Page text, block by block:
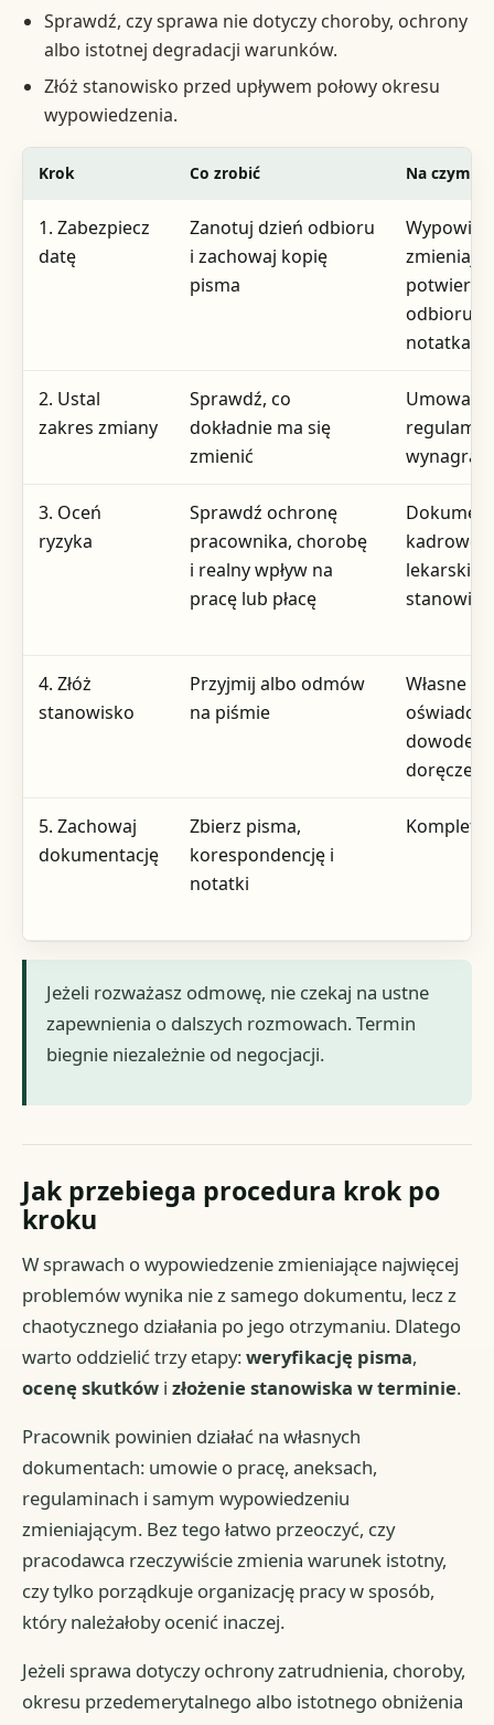
Sprawdź, czy sprawa nie dotyczy choroby, ochrony
albo istotnej degradacji warunków.
Złóż stanowisko przed upływem połowy okresu
wypowiedzenia.
Krok Co zrobić Na czym
1. Zabezpiecz
datę
Zanotuj dzień odbioru
i zachowaj kopię
pisma
odbioru,
notatka
2. Ustal
zakres zmiany
Sprawdź, co
dokładnie ma się
zmienić
Umowa,
3. Oceń
ryzyka
Sprawdź ochronę
pracownika, chorobę
i realny wpływ na
pracę lub płacę
kadrowe,
lekarskie,
4. Złóż
stanowisko
Przyjmij albo odmów
na piśmie
Własne
dowodem
5. Zachowaj
dokumentację
Zbierz pisma,
korespondencję i
notatki
Komplet
Jeżeli rozważasz odmowę, nie czekaj na ustne
zapewnienia o dalszych rozmowach. Termin
biegnie niezależnie od negocjacji.
Jak przebiega procedura krok po
kroku
W sprawach o wypowiedzenie zmieniające najwięcej
problemów wynika nie z samego dokumentu, lecz z
chaotycznego działania po jego otrzymaniu. Dlatego
warto oddzielić trzy etapy:weryfikację pisma,
ocenę skutków izłożenie stanowiska w terminie.
Pracownik powinien działać na własnych
dokumentach: umowie o pracę, aneksach,
regulaminach i samym wypowiedzeniu
zmieniającym. Bez tego łatwo przeoczyć, czy
pracodawca rzeczywiście zmienia warunek istotny,
czy tylko porządkuje organizację pracy w sposób,
który należałoby ocenić inaczej.
Jeżeli sprawa dotyczy ochrony zatrudnienia, choroby,
okresu przedemerytalnego albo istotnego obniżenia